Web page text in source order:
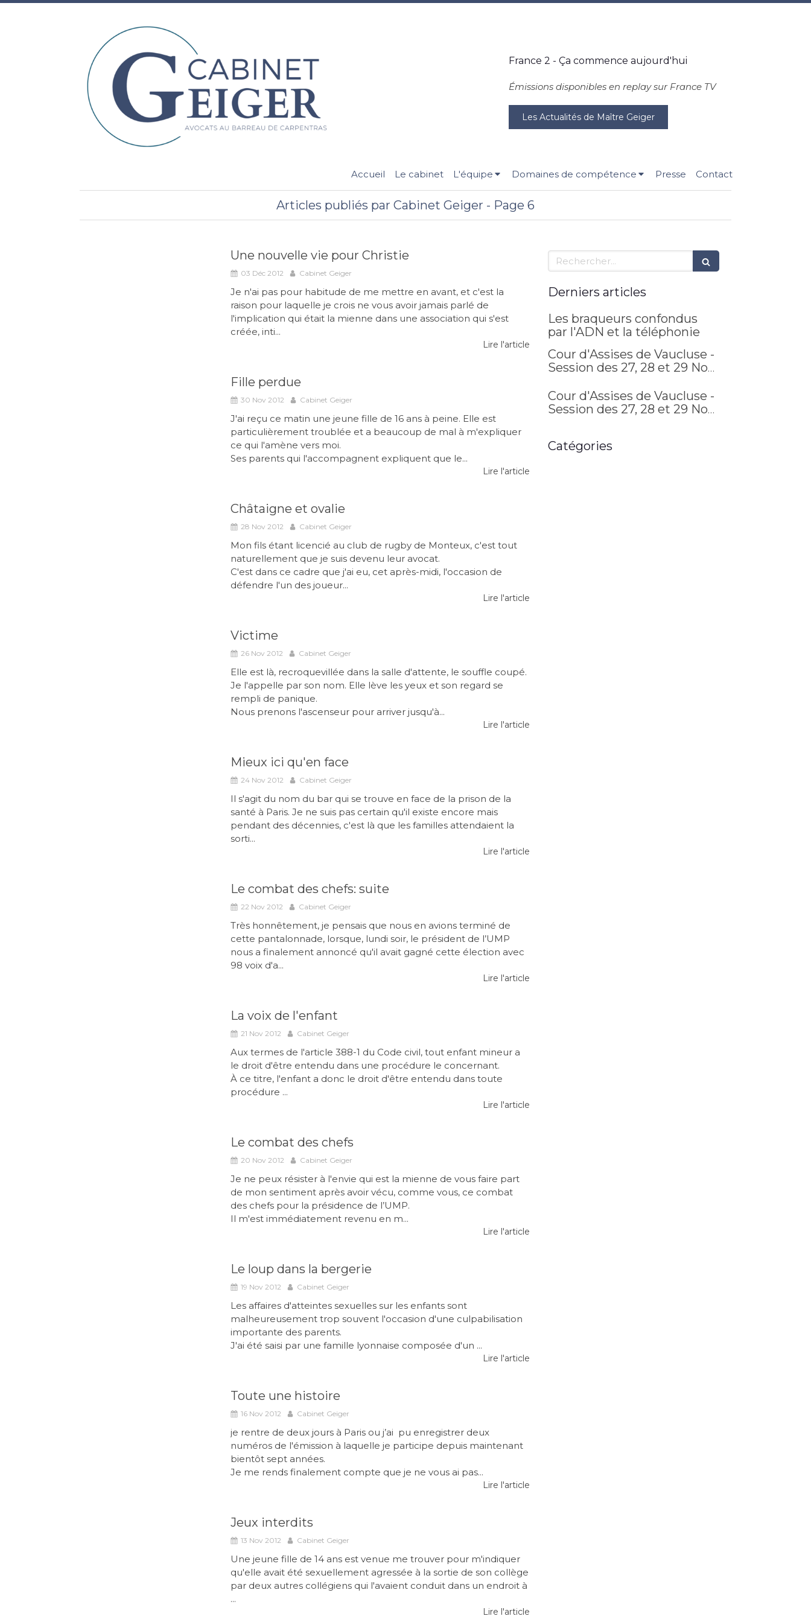
France 2 - Ça commence aujourd'hui
Émissions disponibles en replay sur France TV
Les Actualités de Maître Geiger
Accueil Le cabinet L'équipe Domaines de compétence Presse Contact
Articles publiés par Cabinet Geiger - Page 6
Une nouvelle vie pour Christie
03 Déc 2012 Cabinet Geiger
Je n'ai pas pour habitude de me mettre en avant, et c'est la
raison pour laquelle je crois ne vous avoir jamais parlé de
l'implication qui était la mienne dans une association qui s'est
créée, inti...
Lire l'article
Fille perdue
30 Nov 2012 Cabinet Geiger
J'ai reçu ce matin une jeune fille de 16 ans à peine. Elle est
particulièrement troublée et a beaucoup de mal à m'expliquer
ce qui l'amène vers moi.
Ses parents qui l'accompagnent expliquent que le...
Lire l'article
Châtaigne et ovalie
28 Nov 2012 Cabinet Geiger
Mon fils étant licencié au club de rugby de Monteux, c'est tout
naturellement que je suis devenu leur avocat.
C'est dans ce cadre que j'ai eu, cet après-midi, l'occasion de
défendre l'un des joueur...
Lire l'article
Victime
26 Nov 2012 Cabinet Geiger
Elle est là, recroquevillée dans la salle d'attente, le souffle coupé.
Je l'appelle par son nom. Elle lève les yeux et son regard se
rempli de panique.
Nous prenons l'ascenseur pour arriver jusqu'à...
Lire l'article
Mieux ici qu'en face
24 Nov 2012 Cabinet Geiger
Il s'agit du nom du bar qui se trouve en face de la prison de la
santé à Paris. Je ne suis pas certain qu'il existe encore mais
pendant des décennies, c'est là que les familles attendaient la
sorti...
Lire l'article
Le combat des chefs: suite
22 Nov 2012 Cabinet Geiger
Très honnêtement, je pensais que nous en avions terminé de
cette pantalonnade, lorsque, lundi soir, le président de l’UMP
nous a finalement annoncé qu'il avait gagné cette élection avec
98 voix d'a...
Lire l'article
La voix de l'enfant
21 Nov 2012 Cabinet Geiger
Aux termes de l'article 388-1 du Code civil, tout enfant mineur a
le droit d'être entendu dans une procédure le concernant.
À ce titre, l'enfant a donc le droit d'être entendu dans toute
procédure ...
Lire l'article
Le combat des chefs
20 Nov 2012 Cabinet Geiger
Je ne peux résister à l'envie qui est la mienne de vous faire part
de mon sentiment après avoir vécu, comme vous, ce combat
des chefs pour la présidence de l’UMP.
Il m'est immédiatement revenu en m...
Lire l'article
Le loup dans la bergerie
19 Nov 2012 Cabinet Geiger
Les affaires d'atteintes sexuelles sur les enfants sont
malheureusement trop souvent l'occasion d'une culpabilisation
importante des parents.
J'ai été saisi par une famille lyonnaise composée d'un ...
Lire l'article
Toute une histoire
16 Nov 2012 Cabinet Geiger
je rentre de deux jours à Paris ou j’ai pu enregistrer deux
numéros de l'émission à laquelle je participe depuis maintenant
bientôt sept années.
Je me rends finalement compte que je ne vous ai pas...
Lire l'article
Jeux interdits
13 Nov 2012 Cabinet Geiger
Une jeune fille de 14 ans est venue me trouver pour m'indiquer
qu'elle avait été sexuellement agressée à la sortie de son collège
par deux autres collégiens qui l'avaient conduit dans un endroit à
...
Lire l'article
Rechercher
Derniers articles
Les braqueurs confondus
par l'ADN et la téléphonie
Cour d'Assises de Vaucluse -
Session des 27, 28 et 29 Nov.
Cour d'Assises de Vaucluse -
Session des 27, 28 et 29 Nov.
Catégories